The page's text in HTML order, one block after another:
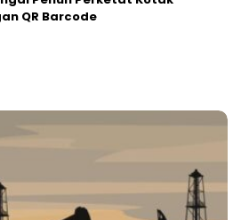
QR Barcode